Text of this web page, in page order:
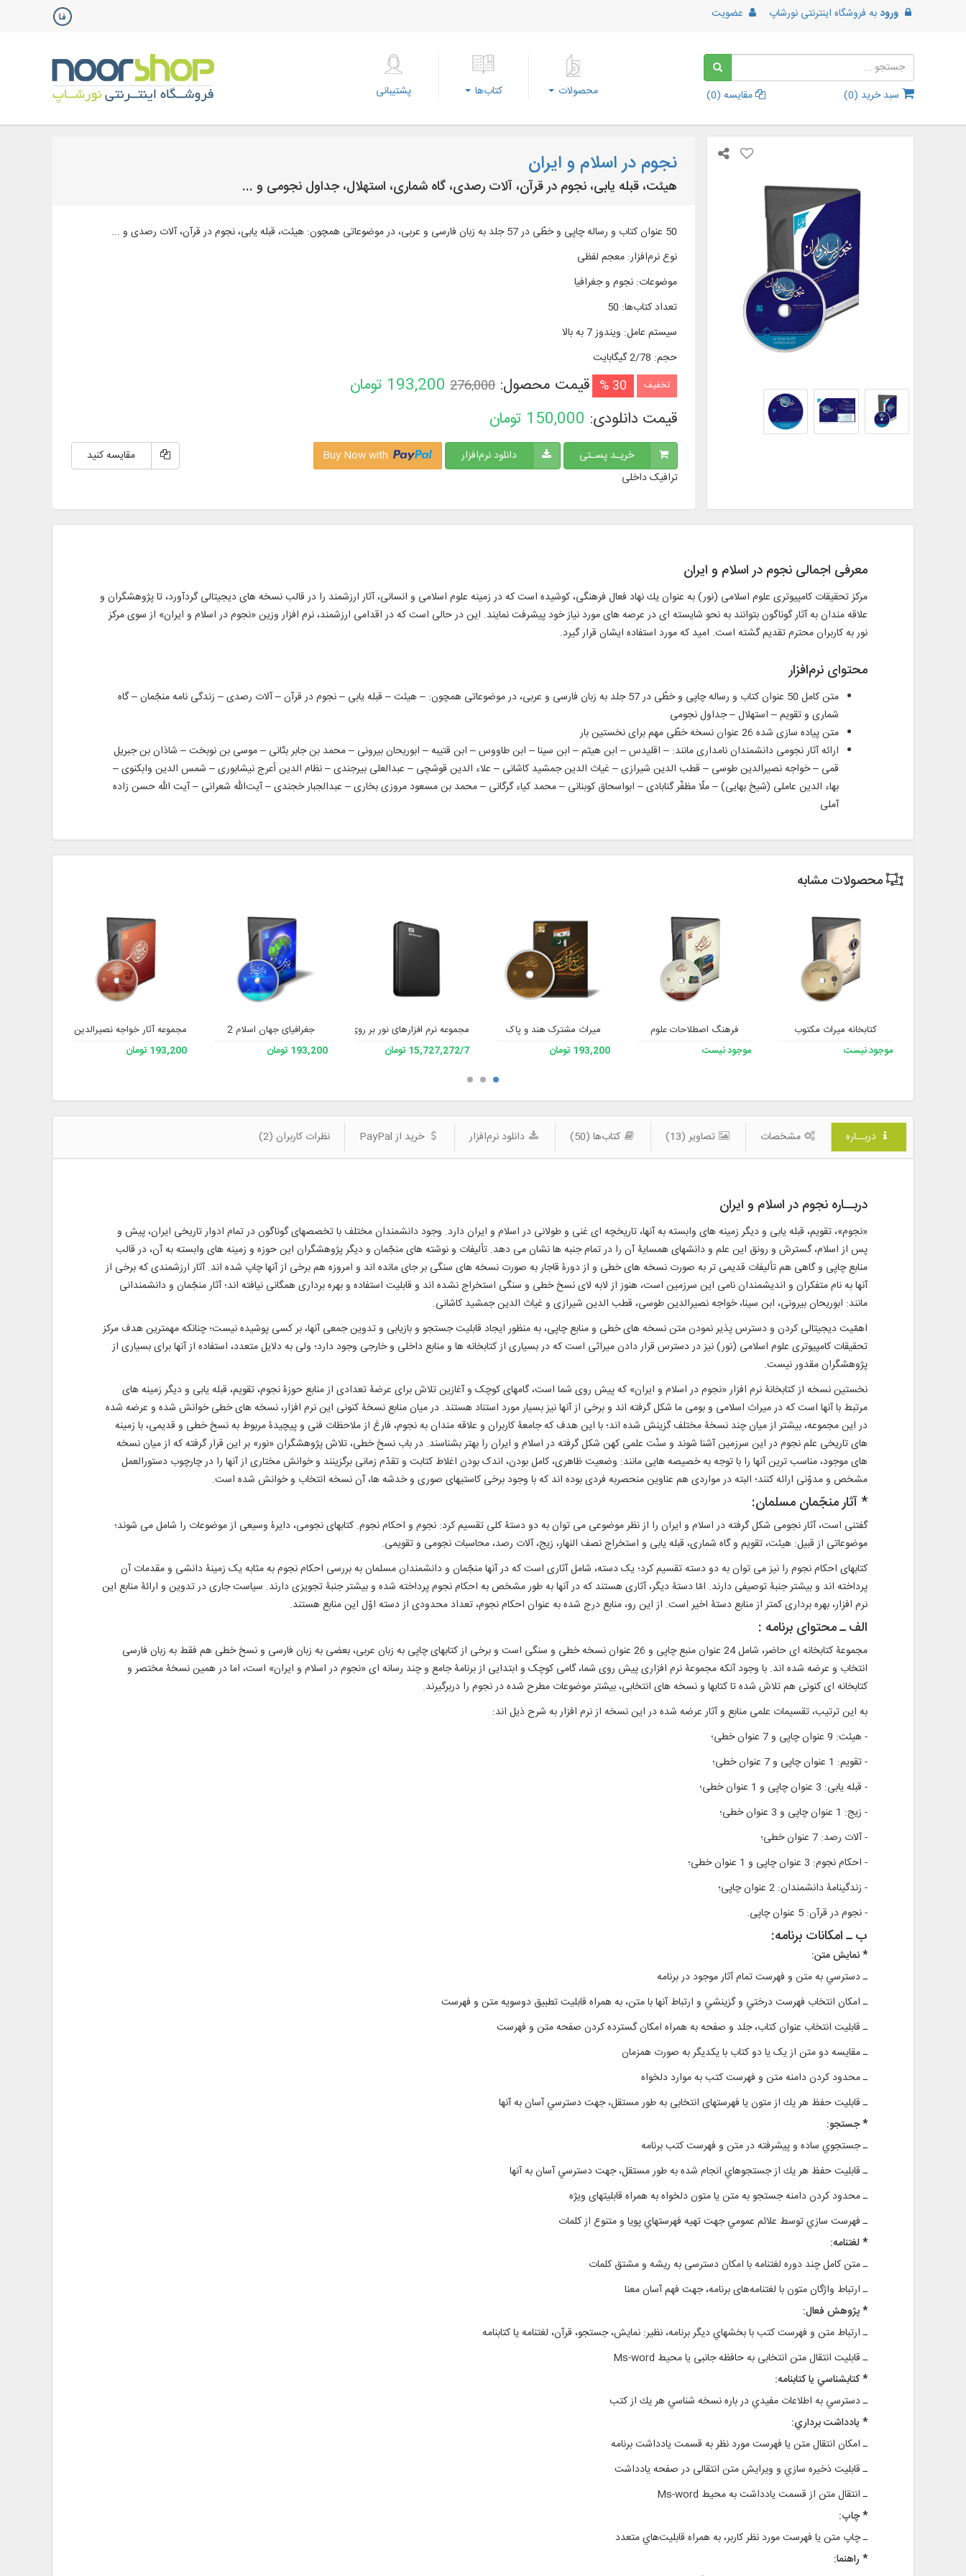
ورودبه فروشگاه اینترنتی نورشاپ عضویت
سبد خرید (0
) مقایسه (0
) محصولات کتاب‌ها پشتیبانی
نجوم در اسلام و ایران
هیئت، قبله‌ یابی، نجوم در قرآن، آلات رصدی، گاه‌ شماری، استهلال، جداول نجومی و ...
50 عنوان كتاب و رساله چاپی و خطّی در 57 جلد به زبان فارسی و عربی، در موضوعاتی همچون: هیئت، قبله‌ یابی، نجوم در قرآن، آلات رصدی و ...
نوع نرم‌افزار: معجم لفظی
موضوعات: نجوم و جغرافیا
تعداد کتاب‌ها:
50
سیستم عامل: ویندوز 7 به بالا
حجم: 2/78 گیگابایت
تخفیف 30 % قیمت محصول:276,000
193,200 تومان
قیمت دانلودی: 150,000 تومان
خریـد پسـتی دانلود نرم‌افزار
ترافیک داخلی
مقایسه کنید
معرفی اجمالی نجوم در اسلام و ایران
مركز تحقیقات كامپیوتری علوم اسلامی (نور) به عنوان یك نهاد فعال فرهنگی، كوشیده است كه در زمینه علوم اسلامی و انسانی، آثار ارزشمند را در قالب نسخه های دیجیتالی گردآورد، تا پژوهشگران و
علاقه مندان به آثار گوناگون بتوانند به نحو شایسته ای در عرصه های مورد نیاز خود پیشرفت نمایند. این در حالی است كه در اقدامی ارزشمند، نرم افزار وزین «نجوم در اسلام و ایران» از سوی مركز
نور به كاربران محترم تقدیم گشته است. امید كه مورد استفاده ایشان قرار گیرد.
محتوای نرم‌افزار
متن كامل 50 عنوان كتاب و رساله چاپی و خطّی در 57 جلد به زبان فارسی و عربی، در موضوعاتی همچون: – هیئت – قبله‌ یابی – نجوم در قرآن – آلات رصدی – زندگی‌ نامه منجّمان – گاه‌
شماری و تقویم – استهلال – جداول نجومی
متن پیاده‌ سازی‌ شده 26 عنوان نسخه خطّی مهم برای نخستین‌ بار
ارائه آثار نجومی دانشمندان نامداری مانند: – اقلیدس – ابن‌ هیثم – ابن‌ سینا – ابن‌ طاووس – ابن‌ قتیبه – ابوریحان بیرونی – محمد‌ بن‌ جابر بتّانی – موسی‌ بن‌ نوبخت – شاذان‌ بن‌ جبریل
قمی – خواجه نصیر‌‌الدین طوسی – قطب‌‌ الدین شیرازی – غیاث‌ الدین جمشید كاشانی – علاء الدین قوشچی – عبدالعلی بیرجندی – نظام‌ الدین أعرج نیشابوری – شمس‌ الدین وابكنوی –
بهاء‌ الدین عاملی (شیخ بهایی) – ملّا مظفّر گنابادی – ابواسحاق كوبنانی – محمد كیاء گرگانی – م‍ح‍مد بن‌‌ م‍س‍ع‍ود م‍روزی‌ ب‍خ‍اری‌ – عبدالجبار خجندی – آیت‌الله شعرانی – آیت الله حسن‌ زاده
آملی
محصولات مشابه
کتابخانه میراث مکتوب
موجود نیست
فرهنگ اصطلاحات علوم
موجود نیست
میراث مشترک هند و پاک
193,200 تومان
مجموعه نرم افزارهای نور بر روی هارد (1 ترابایت)
15,727,272/7 تومان
جغرافیای جهان اسلام 2
193,200 تومان
مجموعه آثار خواجه نصیرالدین طوسی رحمه الله 2
193,200 تومان
دربــاره مشخصات تصاویر (13) کتاب‌ها (50) دانلود نرم‌افزار خرید از PayPal نظرات کاربران (2)
دربــاره نجوم در اسلام و ایران
«نجوم»، تقویم، قبله ‌یابی و دیگر زمینه ‌های وابسته به آنها، تاریخچه ‌ای غنی و طولانی در اسلام و ایران دارد. وجود دانشمندان مختلف با تخصصهای گوناگون در تمام ادوار تاریخی ایران، پیش و
پس از اسلام، گسترش و رونق این علم و دانشهای همسایۀ آن را در تمام جنبه ‌ها نشان می‌ دهد. تألیفات و نوشته ‌های منجّمان و دیگر پژوهشگران این حوزه و زمینه ‌های وابسته به آن، در قالب
منابع چاپی و گاهی هم تألیفات قدیمی تر به صورت نسخه ‌های خطی و از دورۀ قاجار به صورت نسخه ‌های سنگی بر جای مانده ‌اند و امروزه هم برخی از آنها چاپ شده ‌اند. آثار ارزشمندی که برخی از
آنها به نام متفکران و اندیشمندان نامی این سرزمین است، هنوز از لابه لای نسخ خطی و سنگی استخراج نشده ‌اند و قابلیت استفاده و بهره ‌برداری همگانی نیافته ‌اند؛ آثار منجّمان و دانشمندانی
مانند: ابوریحان بیرونی، ابن سینا، خواجه نصیرالدین طوسی، قطب ‌الدین شیرازی و غیاث ‌الدین جمشید کاشانی.
اهمّیت دیجیتالی کردن و دسترس‌ پذیر نمودن متن نسخه ‌های خطی و منابع چاپی، به منظور ایجاد قابلیت جستجو و بازیابی و تدوین جمعی آنها، بر کسی پوشیده نیست؛ چنانکه مهمترین هدف مرکز
تحقیقات کامپیوتری علوم اسلامی (نور) نیز در دسترس قرار دادن میراثی است که در بسیاری از کتابخانه ‌ها و منابع داخلی و خارجی وجود دارد؛ ولی به دلایل متعدد، استفاده از آنها برای بسیاری از
پژوهشگران مقدور نیست.
نخستین نسخه از کتابخانۀ نرم ‌افزار «نجوم در اسلام و ایران» که پیش روی شما است، گامهای کوچک و آغازین تلاش برای عرضۀ تعدادی از منابع حوزۀ نجوم، تقویم، قبله ‌یابی و دیگر زمینه ‌های
مرتبط با آنها است که در میراث اسلامی و بومی ما شکل گرفته ‌اند و برخی از آنها نیز بسیار مورد استناد هستند. در میان منابع نسخۀ کنونی این نرم ‌افزار، نسخه ‌های خطی خوانش‌ شده و عرضه ‌شده
در این مجموعه، بیشتر از میان چند نسخۀ مختلف گزینش شده ‌اند؛ با این هدف که جامعۀ کاربران و علاقه ‌مندان به نجوم، فارغ از ملاحظات فنی و پیچیدۀ مربوط به نسخ خطی و قدیمی، با زمینه
‌های تاریخی علم نجوم در این سرزمین آشنا شوند و سنّت علمی کهن شکل ‌گرفته در اسلام و ایران را بهتر بشناسند. در باب نسخ خطی، تلاش پژوهشگران «نور» بر این قرار گرفته که از میان نسخه
‌های موجود، مناسب ‌ترین آنها را با توجه به خصیصه ‌هایی مانند: وضعیت ظاهری، کامل بودن، اندک بودن اغلاط کتابت و تقدّم زمانی برگزینند و خوانش مختاری از آنها را در چارچوب دستورالعمل
مشخص و مدوّنی ارائه کنند؛ البته در مواردی هم عناوین منحصربه ‌فردی بوده ‌اند که با وجود برخی کاستیهای صوری و خدشه ‌ها، آن نسخه انتخاب و خوانش شده است.
* آثار منجّمان مسلمان:
گفتنی است، آثار نجومی شکل ‌گرفته در اسلام و ایران را از نظر موضوعی می ‌توان به دو دستۀ کلی تقسیم کرد: نجوم و احکام نجوم. کتابهای نجومی، دایرۀ وسیعی از موضوعات را شامل می ‌شوند؛
موضوعاتی از قبیل: هیئت، تقویم و گاه ‌شماری، قبله‌ یابی و استخراج نصف النهار، زیج، آلات رصد، محاسبات نجومی و تقویمی.
کتابهای احکام نجوم را نیز می‌ توان به دو دسته تقسیم کرد؛ یک دسته، شامل آثاری است که در آنها منجّمان و دانشمندان مسلمان به بررسی احکام نجوم به مثابه یک زمینۀ دانشی و مقدمات آن
پرداخته ‌اند و بیشتر جنبۀ توصیفی دارند. امّا دستۀ دیگر، آثاری هستند که در آنها به طور مشخص به احکام نجوم پرداخته شده و بیشتر جنبۀ تجویزی دارند. سیاست جاری در تدوین و ارائۀ منابع این
نرم ‌افزار، بهره ‌برداری کمتر از منابع دستۀ اخیر است. از این رو، منابع درج ‌شده به عنوان احکام نجوم، تعداد محدودی از دسته اوّل این منابع هستند.
الف ـ محتوای برنامه :
مجموعۀ کتابخانه ‌ای حاضر، شامل 24 عنوان منبع چاپی و 26 عنوان نسخه‌ خطی و سنگی است و برخی از کتابهای چاپی به زبان عربی، بعضی به زبان فارسی و نسخ خطی هم فقط به زبان فارسی
انتخاب و عرضه شده‌ اند. با وجود آنکه مجموعۀ نرم ‌افزاری پیش روی شما، گامی کوچک و ابتدایی از برنامۀ جامع و چند رسانه ‌ای «نجوم در اسلام و ایران» است، اما در همین نسخۀ مختصر و
کتابخانه ‌ای کنونی هم تلاش شده تا کتابها و نسخه ‌های انتخابی، بیشتر موضوعات مطرح‌ شده در نجوم را دربرگیرند.
به این ترتیب، تقسیمات علمی منابع و آثار عرضه ‌شده در این نسخه از نرم ‌افزار به شرح ذیل‌ اند:
- هیئت: 9 عنوان چاپی و 7 عنوان خطی؛
- تقویم: 1 عنوان چاپی و 7 عنوان خطی؛
- قبله ‌یابی: 3 عنوان چاپی و 1 عنوان خطی؛
- زیج: 1 عنوان چاپی و 3 عنوان خطی؛
- آلات رصد: 7 عنوان خطی؛
- احکام نجوم: 3 عنوان چاپی و 1 عنوان خطی؛
- زندگینامۀ دانشمندان: 2 عنوان چاپی؛
- نجوم در قرآن: 5 عنوان چاپی.
ب ـ امكانات برنامه:
* نمايش متن:
ـ دسترسي به متن و فهرست تمام آثار موجود در برنامه
ـ امكان انتخاب فهرست درختي و گزينشي و ارتباط آنها با متن، به همراه قابليت تطبیق دوسویه متن و فهرست
ـ قابليت انتخاب عنوان كتاب، جلد و صفحه به همراه امكان گسترده كردن صفحه متن و فهرست
ـ مقايسه دو متن از یک یا دو کتاب با یکدیگر به صورت همزمان
ـ محدود كردن دامنه متن و فهرست کتب به موارد دلخواه
ـ قابليت حفظ هر يك از متون یا فهرستهای انتخابی به طور مستقل، جهت دسترسي ‌آسان به آنها
* جستجو:
ـ جستجوي ساده و پيشرفته در متن و فهرست كتب برنامه
ـ قابليت حفظ هر يك از جستجوهاي انجام ‌‌شده به طور مستقل، جهت دسترسي ‌آسان به آنها
ـ محدود کردن دامنه جستجو به متن یا متون دلخواه به همراه قابلیتهای ویژه
ـ فهرست‌ سازي توسط علائم عمومي جهت تهيه فهرستهاي پويا و متنوع از كلمات
* لغتنامه:
ـ متن کامل چند دوره لغتنامه با امکان دسترسی به ريشه و مشتق کلمات
ـ ارتباط واژگان متون با لغتنامه‌های برنامه، جهت فهم آسان معنا
* پژوهش فعال:
ـ ارتباط متن و فهرست كتب با بخشهاي دیگر برنامه، نظیر: نمايش، جستجو، قرآن، لغتنامه يا کتابنامه
ـ قابليت انتقال متن انتخابی به حافظه جانبی یا محیط Ms-word
* كتابشناسي يا كتابنامه:
ـ دسترسي به اطلاعات مفيدي در باره نسخه شناسي هر يك از كتب
* يادداشت‌ برداري:
ـ امكان انتقال متن یا فهرست مورد نظر به قسمت یادداشت برنامه
ـ قابلیت ذخيره ‌سازي و ويرايش متن انتقالی در صفحه یادداشت
ـ انتقال متن از قسمت یادداشت به محيط Ms-word
* چاپ:
ـ چاپ متن یا فهرست مورد نظر کاربر، به همراه قابليت‌هاي متعدد
* راهنما: